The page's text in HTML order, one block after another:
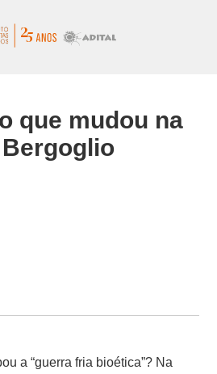
que mudou na
a “guerra fria bioética”? Na